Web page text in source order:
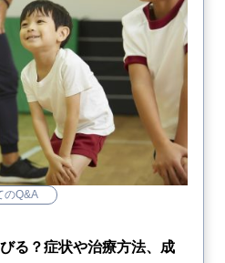
のQ&A
る？症状や治療方法、成